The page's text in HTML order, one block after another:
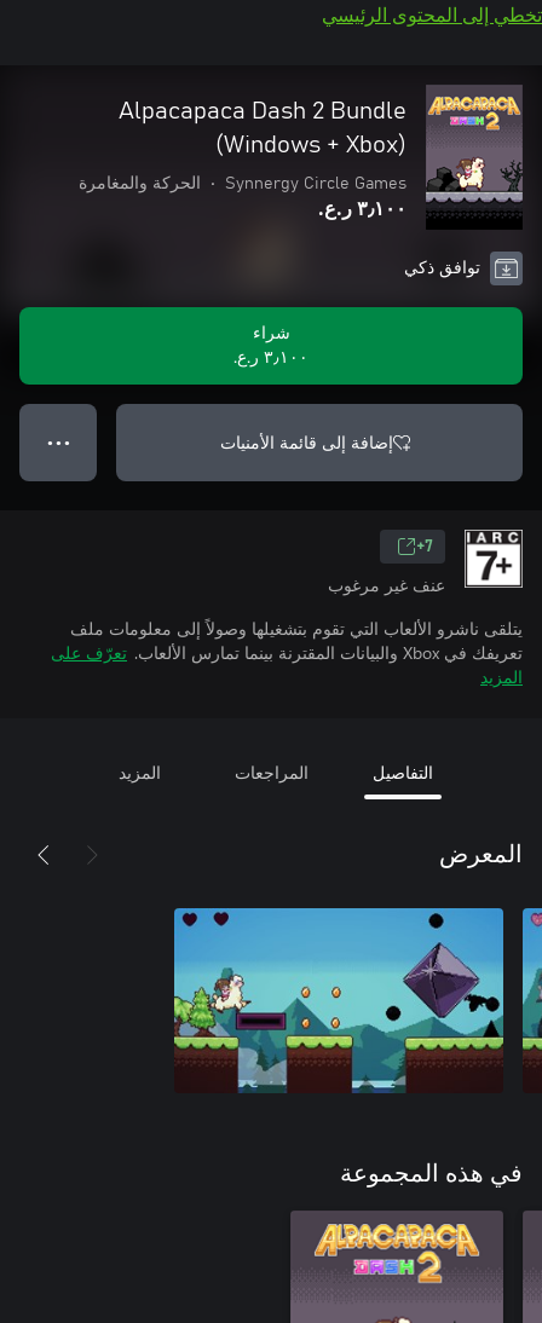
تخطي إلى المحتوى الرئيسي
Alpacapaca Dash 2 Bundle
(Windows + Xbox)
Synnergy Circle Games
• الحركة والمغامرة
٣٫١٠٠ ر.ع.‏
توافق ذكي
شراء
٣٫١٠٠ ر.ع.‏
إضافة إلى قائمة الأمنيات ● ● ●
7+
عنف غير مرغوب
يتلقى ناشرو الألعاب التي تقوم بتشغيلها وصولاً إلى معلومات ملف
تعريفك في Xbox والبيانات المقترنة بينما تمارس الألعاب.
تعرّف على
المزيد
التفاصيل المراجعات المزيد
المعرض
في هذه المجموعة